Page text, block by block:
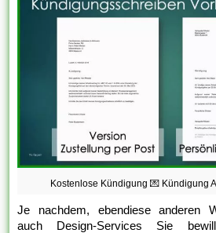
Kostenlose Kündigung 💌 Kündigung
Je nachdem, ebendiese anderen
auch Design-Services Sie